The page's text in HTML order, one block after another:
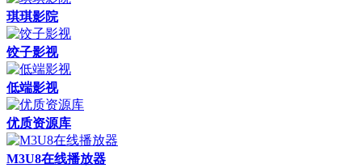
琪琪影院
饺子影视
低端影视
优质资源库
M3U8在线播放器